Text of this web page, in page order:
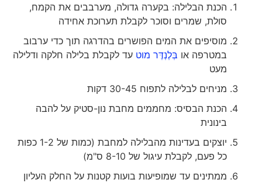
הכנת הבלילה: בקערה גדולה, מערבבים את הקמח,
סולת, שמרים וסוכר לקבלת תערוכת אחידה
מוסיפים את המים הפושרים בהדרגה תוך כדי ערבוב
במטרפה או בְּלֶנְדֶּר מוטעד לקבלת בלילה חלקה ודלילה
מעט
מניחים לבלילה לתפוח 30-45 דקות
הכנת הבסיס: מחממים מחבת נון-סטיק על להבה
בינונית
יוצקים בעדינות מהבלילה למחבת (כמות של 1-2 כפות
כל פעם, לקבלת עיגול של 8-10 ס"מ)
ממתינים עד שמופיעות בועות קטנות על החלק העליון